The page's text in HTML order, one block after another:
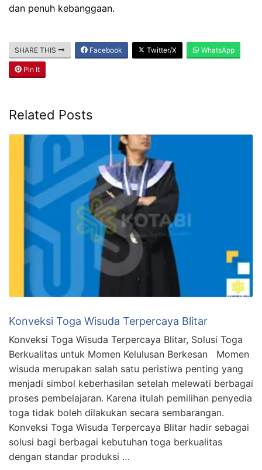
dan penuh kebanggaan.
SHARE THIS Facebook Twitter/X WhatsApp
Pin It
Related Posts
Konveksi Toga Wisuda Terpercaya Blitar
Konveksi Toga Wisuda Terpercaya Blitar, Solusi Toga
Berkualitas untuk Momen Kelulusan Berkesan Momen
wisuda merupakan salah satu peristiwa penting yang
menjadi simbol keberhasilan setelah melewati berbagai
proses pembelajaran. Karena itulah pemilihan penyedia
toga tidak boleh dilakukan secara sembarangan.
Konveksi Toga Wisuda Terpercaya Blitar hadir sebagai
solusi bagi berbagai kebutuhan toga berkualitas
dengan standar produksi …